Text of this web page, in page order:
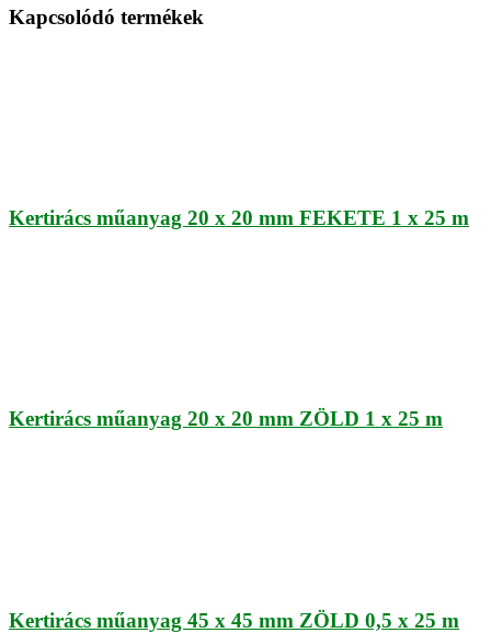
Kapcsolódó termékek
Kertirács műanyag 20 x 20 mm FEKETE 1 x 25 m
Kertirács műanyag 20 x 20 mm ZÖLD 1 x 25 m
Kertirács műanyag 45 x 45 mm ZÖLD 0,5 x 25 m